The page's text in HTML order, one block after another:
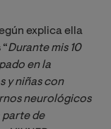
explica ella
Durante mis 10
en la
y niñas con
neurológicos
de